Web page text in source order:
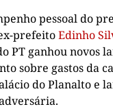
pessoal do
prefeitoEdinho
PT ganhou novos
sobre gastos da
do Planalto e